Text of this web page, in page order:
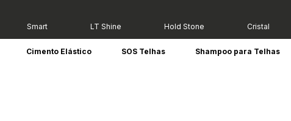
Smart LT Shine Hold Stone Cristal
Cimento Elástico SOS Telhas Shampoo para Telhas